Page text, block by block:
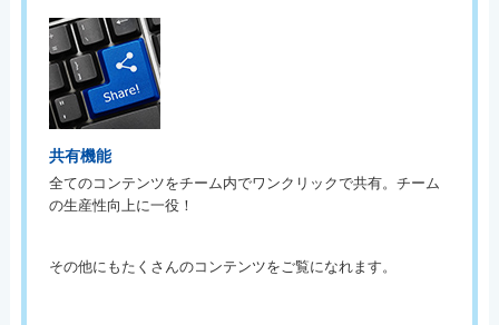
共有機能
全てのコンテンツをチーム内でワンクリックで共有。チーム
の生産性向上に一役！
その他にもたくさんのコンテンツをご覧になれます。